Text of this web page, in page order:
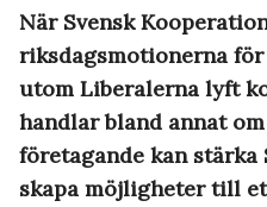
När Svensk
riksdagsmotionerna
utom Liberalerna lyft
handlar bland annat
företagande kan stärka
skapa möjligheter till